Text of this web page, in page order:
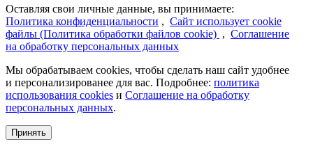
Оставляя свои личные данные, вы принимаете:
Политика конфиденциальности , Сайт использует cookie
файлы (Политика обработки файлов cookie) , Соглашение
на обработку персональных данных
Мы обрабатываем cookies, чтобы сделать наш сайт удобнее
и персонализированее для вас. Подробнее: политика
использования cookies и Соглашение на обработку
персональных данных.
Принять